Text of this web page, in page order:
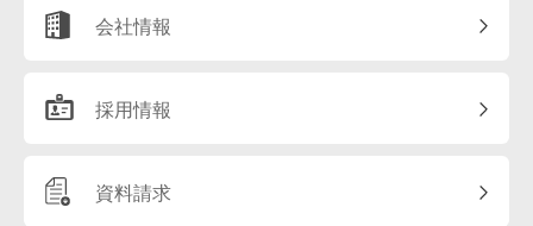
会社情報
採用情報
資料請求